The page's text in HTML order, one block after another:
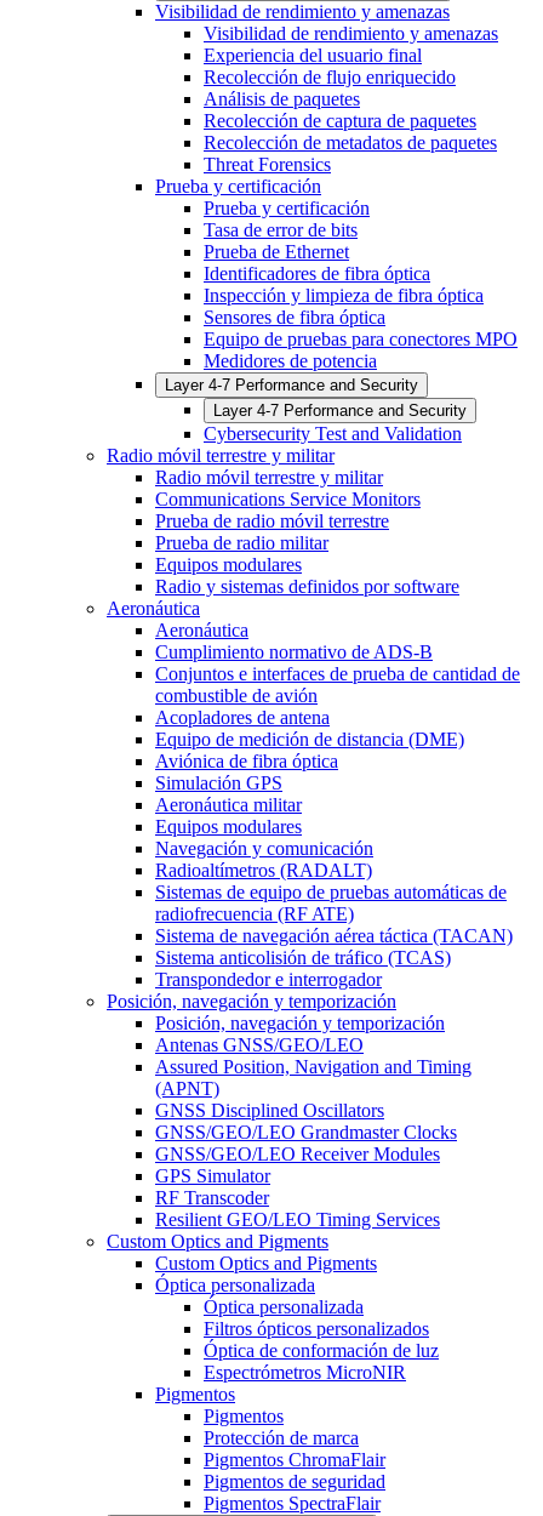
Visibilidad de rendimiento y amenazas
Visibilidad de rendimiento y amenazas
Experiencia del usuario final
Recolección de flujo enriquecido
Análisis de paquetes
Recolección de captura de paquetes
Recolección de metadatos de paquetes
Threat Forensics
Prueba y certificación
Prueba y certificación
Tasa de error de bits
Prueba de Ethernet
Identificadores de fibra óptica
Inspección y limpieza de fibra óptica
Sensores de fibra óptica
Equipo de pruebas para conectores MPO
Medidores de potencia
Layer 4-7 Performance and Security
Layer 4-7 Performance and Security
Cybersecurity Test and Validation
Radio móvil terrestre y militar
Radio móvil terrestre y militar
Communications Service Monitors
Prueba de radio móvil terrestre
Prueba de radio militar
Equipos modulares
Radio y sistemas definidos por software
Aeronáutica
Aeronáutica
Cumplimiento normativo de ADS-B
Conjuntos e interfaces de prueba de cantidad de
combustible de avión
Acopladores de antena
Equipo de medición de distancia (DME)
Aviónica de fibra óptica
Simulación GPS
Aeronáutica militar
Equipos modulares
Navegación y comunicación
Radioaltímetros (RADALT)
Sistemas de equipo de pruebas automáticas de
radiofrecuencia (RF ATE)
Sistema de navegación aérea táctica (TACAN)
Sistema anticolisión de tráfico (TCAS)
Transpondedor e interrogador
Posición, navegación y temporización
Posición, navegación y temporización
Antenas GNSS/GEO/LEO
Assured Position, Navigation and Timing
(APNT)
GNSS Disciplined Oscillators
GNSS/GEO/LEO Grandmaster Clocks
GNSS/GEO/LEO Receiver Modules
GPS Simulator
RF Transcoder
Resilient GEO/LEO Timing Services
Custom Optics and Pigments
Custom Optics and Pigments
Óptica personalizada
Óptica personalizada
Filtros ópticos personalizados
Óptica de conformación de luz
Espectrómetros MicroNIR
Pigmentos
Pigmentos
Protección de marca
Pigmentos ChromaFlair
Pigmentos de seguridad
Pigmentos SpectraFlair